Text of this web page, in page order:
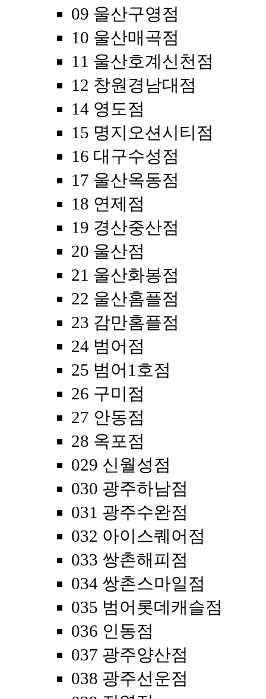
09 울산구영점
10 울산매곡점
11 울산호계신천점
12 창원경남대점
14 영도점
15 명지오션시티점
16 대구수성점
17 울산옥동점
18 연제점
19 경산중산점
20 울산점
21 울산화봉점
22 울산홈플점
23 감만홈플점
24 범어점
25 범어1호점
26 구미점
27 안동점
28 옥포점
029 신월성점
030 광주하남점
031 광주수완점
032 아이스퀘어점
033 쌍촌해피점
034 쌍촌스마일점
035 범어롯데캐슬점
036 인동점
037 광주양산점
038 광주선운점